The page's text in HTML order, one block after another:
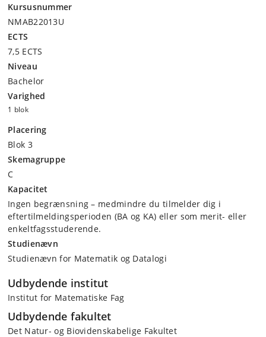
Kursusnummer
NMAB22013U
ECTS
7,5 ECTS
Niveau
Bachelor
Varighed
1 blok
Placering
Blok 3
Skemagruppe
C
Kapacitet
Ingen begrænsning – medmindre du tilmelder dig i
eftertilmeldingsperioden (BA og KA) eller som merit- eller
enkeltfagsstuderende.
Studienævn
Studienævn for Matematik og Datalogi
Udbydende institut
Institut for Matematiske Fag
Udbydende fakultet
Det Natur- og Biovidenskabelige Fakultet